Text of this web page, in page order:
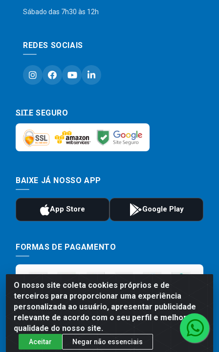
O nosso site coleta cookies próprios e de
terceiros para proporcionar uma experiência
personalizada ao usuário, apresentar publicidade
relevante de acordo com o seu perfil e melhorar a
qualidade do nosso site.
Aceitar Negar não essenciais
Sábado das 7h30 às 12h
REDES SOCIAIS
SITE SEGURO
BAIXE JÁ NOSSO APP
FORMAS DE PAGAMENTO
Preços, promoções, condições de pagamento e frete são válidos